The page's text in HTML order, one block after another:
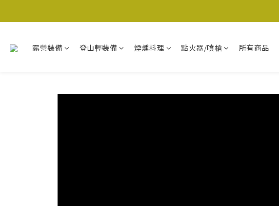
露營裝備 登山輕裝備 煙燻料理 點火器/噴槍 所有商品